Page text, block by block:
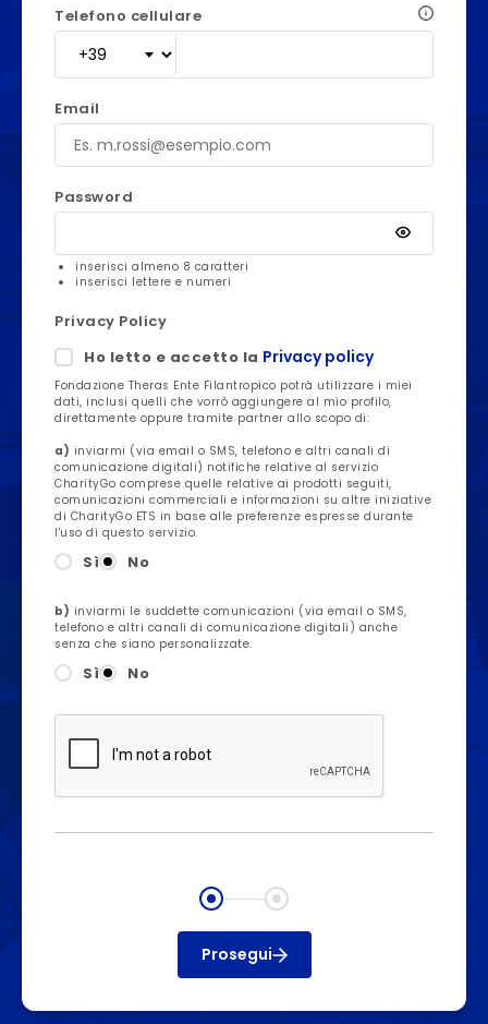
Telefono cellulare
Email
Password
inserisci almeno 8 caratteri
inserisci lettere e numeri
Privacy Policy
Ho letto e accetto la Privacy policy
Fondazione Theras Ente Filantropico potrà utilizzare i miei
dati, inclusi quelli che vorrò aggiungere al mio profilo,
direttamente oppure tramite partner allo scopo di:
a) inviarmi (via email o SMS, telefono e altri canali di
comunicazione digitali) notifiche relative al servizio
CharityGo comprese quelle relative ai prodotti seguiti,
comunicazioni commerciali e informazioni su altre iniziative
di CharityGo ETS in base alle preferenze espresse durante
l'uso di questo servizio.
Sì No
b) inviarmi le suddette comunicazioni (via email o SMS,
telefono e altri canali di comunicazione digitali) anche
senza che siano personalizzate.
Sì No
Prosegui